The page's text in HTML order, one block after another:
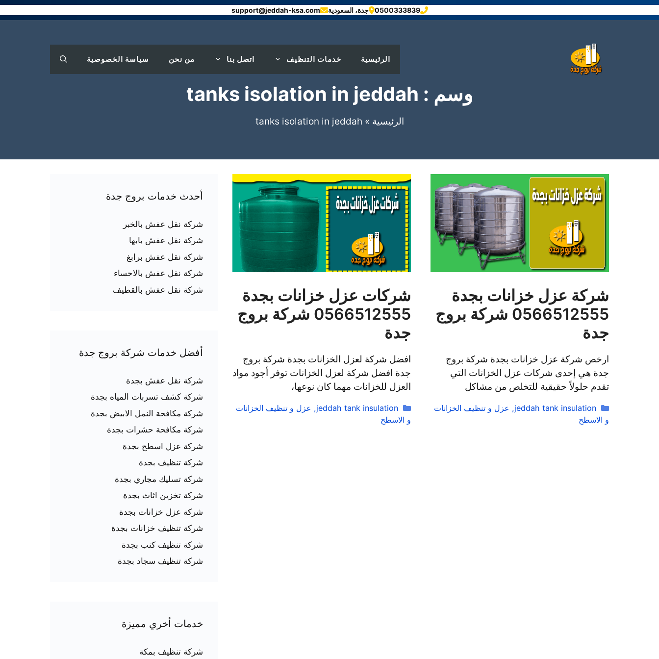
انتقل
إلى
0500333839 جدة، السعودية support@jeddah-ksa.com
الرئيسية خدمات التنظيف اتصل بنا من نحن سياسة الخصوصية
وسم : tanks isolation in jeddah
الرئيسية »
tanks isolation in jeddah
شركة عزل خزانات بجدة
0566512555 شركة بروج
جدة
ارخص شركة عزل خزانات بجدة شركة بروج
جدة هي إحدى شركات عزل الخزانات التي
تقدم حلولاً حقيقية للتخلص من مشاكل
التصنيفات
jeddah tank insulation
, عزل و تنظيف الخزانات
و الاسطح
شركات عزل خزانات بجدة
0566512555 شركة بروج
جدة
افضل شركة لعزل الخزانات بجدة شركة بروج
جدة افضل شركة لعزل الخزانات توفر أجود مواد
العزل للخزانات مهما كان نوعها،
التصنيفات
jeddah tank insulation
, عزل و تنظيف الخزانات
و الاسطح
أحدث خدمات بروج جدة
شركة نقل عفش بالخبر
شركة نقل عفش بابها
شركة نقل عفش برابغ
شركة نقل عفش بالاحساء
شركة نقل عفش بالقطيف
أفضل خدمات شركة بروج جدة
شركة نقل عفش بجدة
شركة كشف تسربات المياه بجدة
شركة مكافحة النمل الابيض بجدة
شركة مكافحة حشرات بجدة
شركة عزل اسطح بجدة
شركة تنظيف بجدة
شركة تسليك مجاري بجدة
شركة تخزين اثاث بجدة
شركة عزل خزانات بجدة
شركة تنظيف خزانات بجدة
شركة تنظيف كنب بجدة
شركة تنظيف سجاد بجدة
خدمات أخري مميزة
شركة تنظيف بمكة